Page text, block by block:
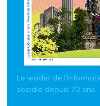
Le leader de
sociale depuis 70 ans